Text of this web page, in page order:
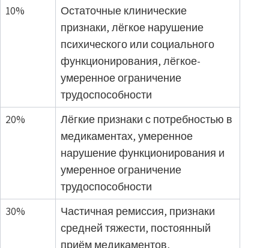
10%
Остаточные клинические
признаки, лёгкое нарушение
психического или социального
функционирования, лёгкое-
умеренное ограничение
трудоспособности
20%
Лёгкие признаки с потребностью в
медикаментах, умеренное
нарушение функционирования и
умеренное ограничение
трудоспособности
30%
Частичная ремиссия, признаки
средней тяжести, постоянный
приём медикаментов,